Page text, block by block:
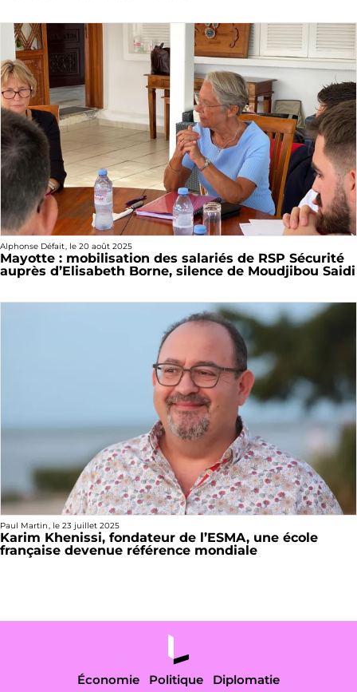
Alphonse Défait, le 20 août 2025
Mayotte : mobilisation des salariés de RSP Sécurité
auprès d’Elisabeth Borne, silence de Moudjibou Saidi
Paul Martin, le 23 juillet 2025
Karim Khenissi, fondateur de l’ESMA, une école
française devenue référence mondiale
Économie Politique Diplomatie